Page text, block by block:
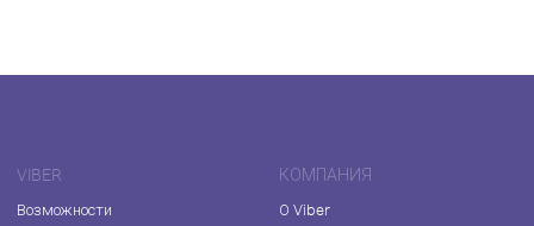
VIBER
Возможности
КОМПАНИЯ
О Viber